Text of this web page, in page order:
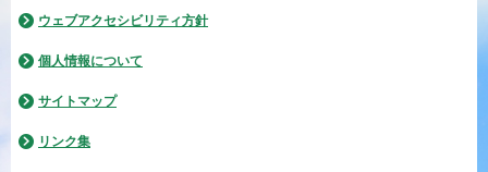
ウェブアクセシビリティ方針
個人情報について
サイトマップ
リンク集